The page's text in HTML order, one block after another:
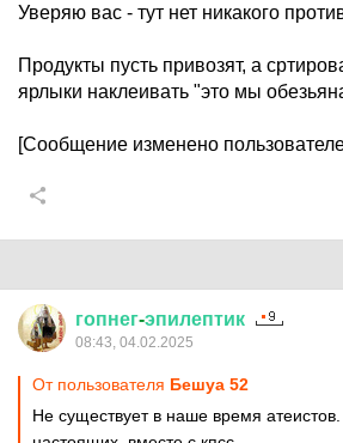
Уверяю вас - тут нет никакого
Продукты пусть привозят, а
ярлыки наклеивать "это мы
[Сообщение изменено
гопнег-эпилептик
08:43, 04.02.2025
От пользователя Бешуа 52
Не существует в наше время атеистов.